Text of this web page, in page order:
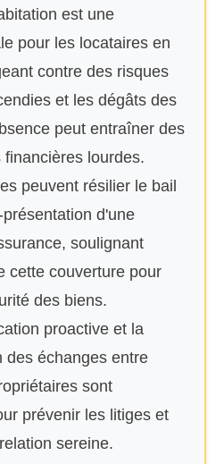
est une
pour les locataires en
contre des risques
et les dégâts des
peut entraîner des
lourdes.
peuvent résilier le bail
d'une
soulignant
cette couverture pour
des biens.
proactive et la
des échanges entre
sont
prévenir les litiges et
sereine.